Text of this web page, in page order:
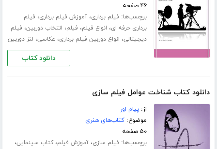
۴۶ صفحه
برچسب‌ها: فیلم برداری،آموزش فیلم برداری، فیلم
برداری حرفه ای، انواع فیلم، فیلم، انتخاب دوربین، فیلم
دیجیتالی، انواع دوربین فیلم برداری، عکاسی، لنز دوربین
دانلود کتاب
دانلود کتاب شناخت عوامل فیلم سازی
از:پیام اور
موضوع:کتاب‌های هنری
۵۰ صفحه
برچسب‌ها: فیلم سازی،آموزش فیلم،کتاب سینمایی،